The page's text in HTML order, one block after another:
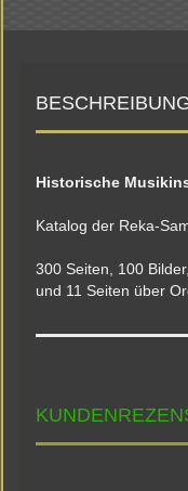
Historische
Katalog der Reka-
300 Seiten, 100
und 11 Seiten über